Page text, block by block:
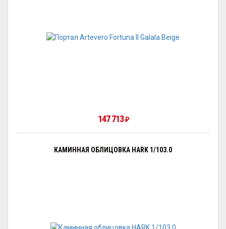
147 713₽
КАМИННАЯ ОБЛИЦОВКА HARK 1/103.0